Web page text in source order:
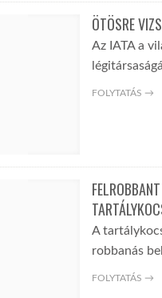
ÖTÖSRE
Az IATA a
FOLYTATÁS →
A
robbanás
FOLYTATÁS →